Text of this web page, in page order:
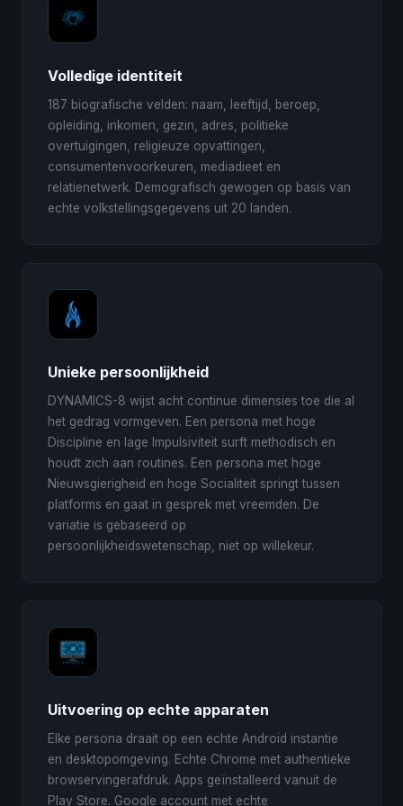
Volledige identiteit
187 biografische velden: naam, leeftijd, beroep,
opleiding, inkomen, gezin, adres, politieke
overtuigingen, religieuze opvattingen,
consumentenvoorkeuren, mediadieet en
relatienetwerk. Demografisch gewogen op basis van
echte volkstellingsgegevens uit 20 landen.
Unieke persoonlijkheid
DYNAMICS-8 wijst acht continue dimensies toe die al
het gedrag vormgeven. Een persona met hoge
Discipline en lage Impulsiviteit surft methodisch en
houdt zich aan routines. Een persona met hoge
Nieuwsgierigheid en hoge Socialiteit springt tussen
platforms en gaat in gesprek met vreemden. De
variatie is gebaseerd op
persoonlijkheidswetenschap, niet op willekeur.
Uitvoering op echte apparaten
Elke persona draait op een echte Android instantie
en desktopomgeving. Echte Chrome met authentieke
browservingerafdruk. Apps geïnstalleerd vanuit de
Play Store. Google account met echte